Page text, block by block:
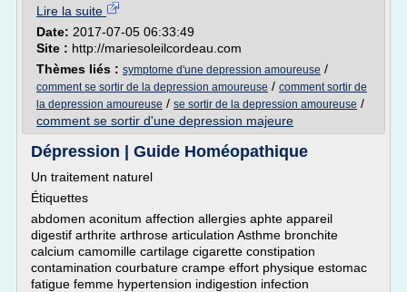
Lire la suite
Date: 2017-07-05 06:33:49
Site : http://mariesoleilcordeau.com
Thèmes liés : symptome d'une depression amoureuse /
comment se sortir de la depression amoureuse / comment sortir de
la depression amoureuse / se sortir de la depression amoureuse /
comment se sortir d'une depression majeure
Dépression | Guide Homéopathique
Un traitement naturel
Étiquettes
abdomen aconitum affection allergies aphte appareil
digestif arthrite arthrose articulation Asthme bronchite
calcium camomille cartilage cigarette constipation
contamination courbature crampe effort physique estomac
fatigue femme hypertension indigestion infection